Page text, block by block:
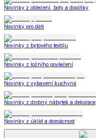
Novinky z oblečení, boty a doplňky
Novinky pro děti
Novinky z bytového textilu
Novinky z ložního povlečení
Novinky z vybavení kuchyně
Novinky z drobný nábytek a dekorace
Novinky z úklid a domácnost